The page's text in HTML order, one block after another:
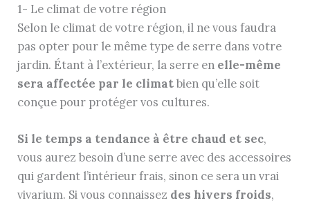
1- Le climat de votre région
Selon le climat de votre région, il ne vous faudra
pas opter pour le même type de serre dans votre
jardin. Étant à l’extérieur, la serre en elle-même
sera affectée par le climatbien qu’elle soit
conçue pour protéger vos cultures.
Si le temps a tendance à être chaud et sec,
vous aurez besoin d’une serre avec des accessoires
qui gardent l’intérieur frais, sinon ce sera un vrai
vivarium. Si vous connaissez des hivers froids,